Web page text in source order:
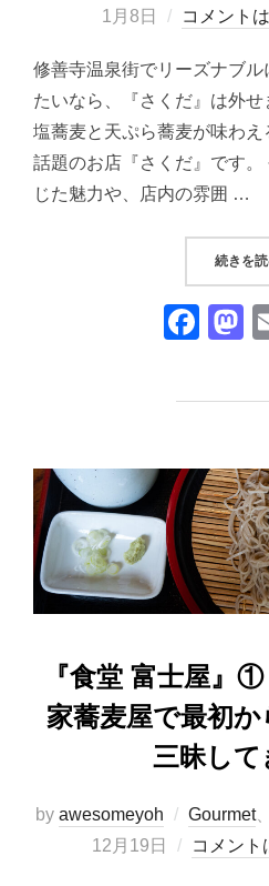
1月8日
コメント
修善寺温泉街でリーズナブ
たいなら、『さくだ』は外
塩蕎麦と天ぷら蕎麦が味わ
話題のお店『さくだ』です
じた魅力や、店内の雰囲 …
続きを
F
c
b
o
o
k
『食堂 富士屋』
家蕎麦屋で最初
三昧して
by awesomeyoh Gourmet、
12月19日
コメント